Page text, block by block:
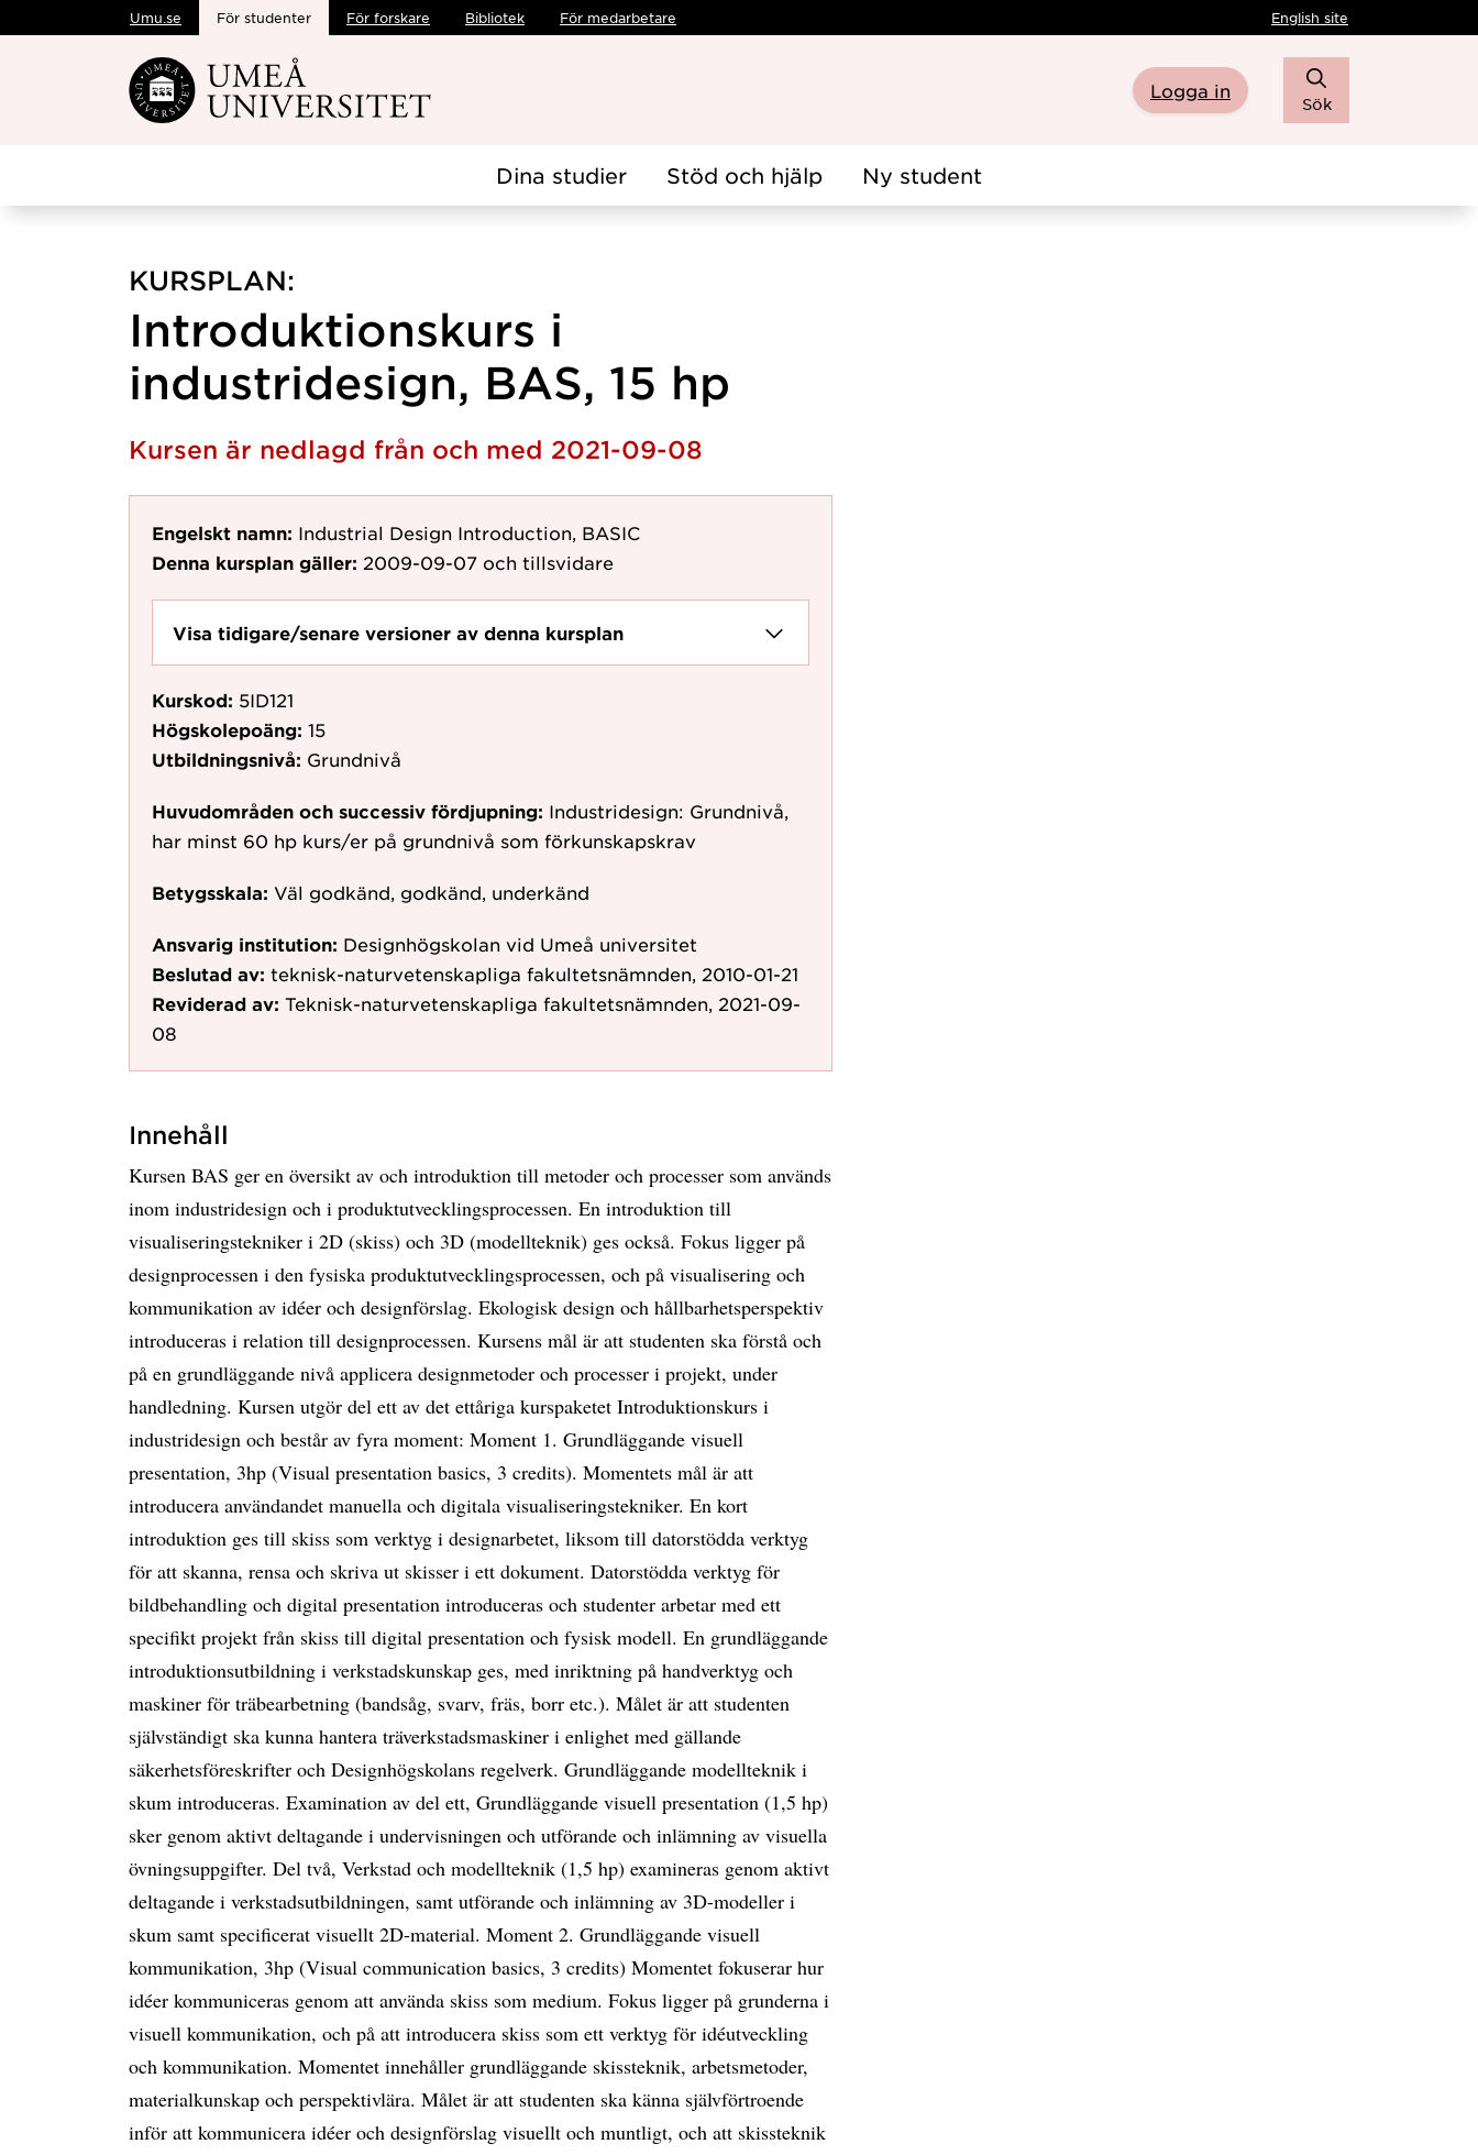
Hoppa direkt till innehållet
Umu.se För studenter För forskare Bibliotek För medarbetare English site
Logga in
Sök
Dina studier Stöd och hjälp Ny student
KURSPLAN:
Introduktionskurs i
industridesign, BAS, 15 hp
Kursen är nedlagd från och med 2021-09-08
Engelskt namn: Industrial Design Introduction, BASIC
Denna kursplan gäller: 2009-09-07 och tillsvidare
Visa tidigare/senare versioner av denna kursplan
Kurskod: 5ID121
Högskolepoäng: 15
Utbildningsnivå: Grundnivå
Huvudområden och successiv fördjupning: Industridesign: Grundnivå,
har minst 60 hp kurs/er på grundnivå som förkunskapskrav
Betygsskala: Väl godkänd, godkänd, underkänd
Ansvarig institution: Designhögskolan vid Umeå universitet
Beslutad av: teknisk-naturvetenskapliga fakultetsnämnden, 2010-01-21
Reviderad av: Teknisk-naturvetenskapliga fakultetsnämnden, 2021-09-
08
Innehåll
Kursen BAS ger en översikt av och introduktion till metoder och processer som används
inom industridesign och i produktutvecklingsprocessen. En introduktion till
visualiseringstekniker i 2D (skiss) och 3D (modellteknik) ges också. Fokus ligger på
designprocessen i den fysiska produktutvecklingsprocessen, och på visualisering och
kommunikation av idéer och designförslag. Ekologisk design och hållbarhetsperspektiv
introduceras i relation till designprocessen. Kursens mål är att studenten ska förstå och
på en grundläggande nivå applicera designmetoder och processer i projekt, under
handledning. Kursen utgör del ett av det ettåriga kurspaketet Introduktionskurs i
industridesign och består av fyra moment: Moment 1. Grundläggande visuell
presentation, 3hp (Visual presentation basics, 3 credits). Momentets mål är att
introducera användandet manuella och digitala visualiseringstekniker. En kort
introduktion ges till skiss som verktyg i designarbetet, liksom till datorstödda verktyg
för att skanna, rensa och skriva ut skisser i ett dokument. Datorstödda verktyg för
bildbehandling och digital presentation introduceras och studenter arbetar med ett
specifikt projekt från skiss till digital presentation och fysisk modell. En grundläggande
introduktionsutbildning i verkstadskunskap ges, med inriktning på handverktyg och
maskiner för träbearbetning (bandsåg, svarv, fräs, borr etc.). Målet är att studenten
självständigt ska kunna hantera träverkstadsmaskiner i enlighet med gällande
säkerhetsföreskrifter och Designhögskolans regelverk. Grundläggande modellteknik i
skum introduceras. Examination av del ett, Grundläggande visuell presentation (1,5 hp)
sker genom aktivt deltagande i undervisningen och utförande och inlämning av visuella
övningsuppgifter. Del två, Verkstad och modellteknik (1,5 hp) examineras genom aktivt
deltagande i verkstadsutbildningen, samt utförande och inlämning av 3D-modeller i
skum samt specificerat visuellt 2D-material. Moment 2. Grundläggande visuell
kommunikation, 3hp (Visual communication basics, 3 credits) Momentet fokuserar hur
idéer kommuniceras genom att använda skiss som medium. Fokus ligger på grunderna i
visuell kommunikation, och på att introducera skiss som ett verktyg för idéutveckling
och kommunikation. Momentet innehåller grundläggande skissteknik, arbetsmetoder,
materialkunskap och perspektivlära. Målet är att studenten ska känna självförtroende
inför att kommunicera idéer och designförslag visuellt och muntligt, och att skissteknik